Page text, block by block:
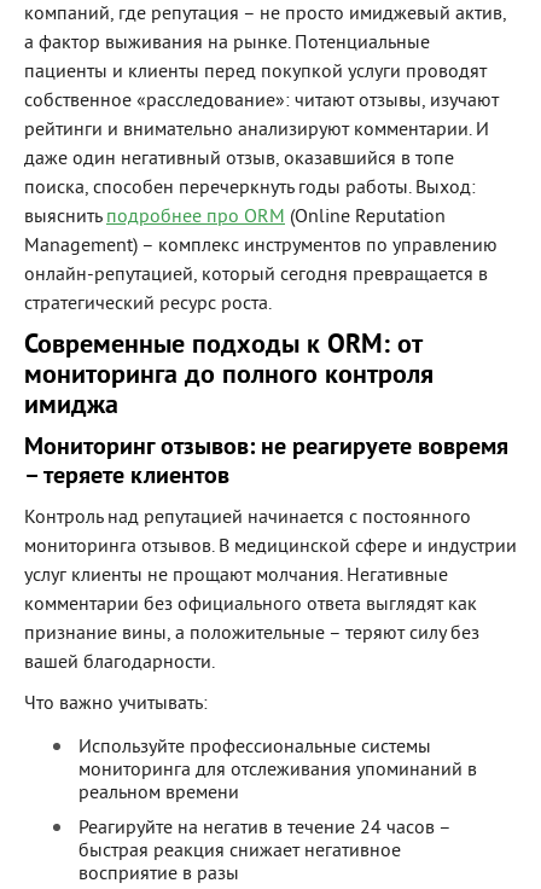
компаний, где репутация – не просто имиджевый актив,
а фактор выживания на рынке. Потенциальные
пациенты и клиенты перед покупкой услуги проводят
собственное «расследование»: читают отзывы, изучают
рейтинги и внимательно анализируют комментарии. И
даже один негативный отзыв, оказавшийся в топе
поиска, способен перечеркнуть годы работы. Выход:
выяснитьподробнее про ORM (Online Reputation
Management) – комплекс инструментов по управлению
онлайн-репутацией, который сегодня превращается в
стратегический ресурс роста.
Современные подходы к ORM: от
мониторинга до полного контроля
имиджа
Мониторинг отзывов: не реагируете вовремя
– теряете клиентов
Контроль над репутацией начинается с постоянного
мониторинга отзывов. В медицинской сфере и индустрии
услуг клиенты не прощают молчания. Негативные
комментарии без официального ответа выглядят как
признание вины, а положительные – теряют силу без
вашей благодарности.
Что важно учитывать:
Используйте профессиональные системы
мониторинга для отслеживания упоминаний в
реальном времени
Реагируйте на негатив в течение 24 часов –
быстрая реакция снижает негативное
восприятие в разы